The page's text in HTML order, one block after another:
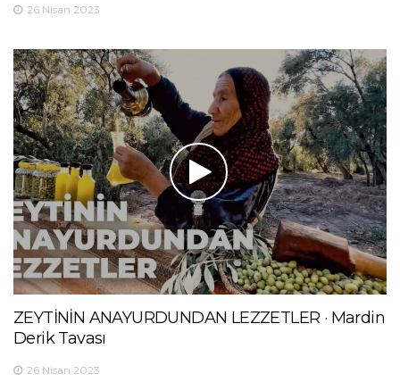
26 Nisan 2023
ZEYTİNİN ANAYURDUNDAN LEZZETLER · Mardin
Derik Tavası
26 Nisan 2023